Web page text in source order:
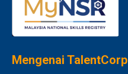
Mengenai TalentCorp